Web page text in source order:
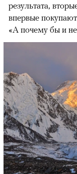
результата,
впервые
«А почему бы и